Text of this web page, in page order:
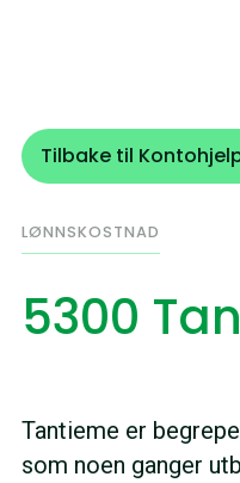
Tilbake til
LØNNSKOSTNAD
5300
Tantieme er
som noen ganger